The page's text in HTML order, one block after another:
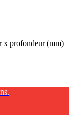
x profondeur (mm)